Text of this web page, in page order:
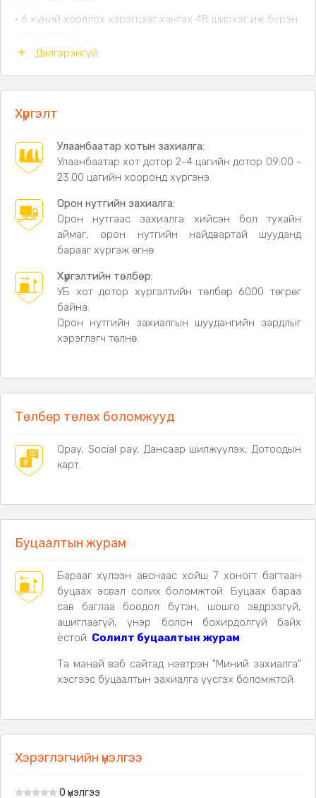
• 6 хүний хооллох хэрэгцээг хангах 48 ширхэг иж бүрэн
• Зөөвөрлөх зориулалтын бариултай сав нь авч явахад
• Аяга таваг, халбага сэрээ зэрэг хэрэгслүүдийг нэг дор
• Угааж цэвэрлэхэд хялбар тул аялал болон өдөр тутмын
хэрэглээнд тохиромжтой.
Багцад багтсан:
• Том таваг – 6 ширхэг
• Дунд таваг – 6 ширхэг
• Жижиг таваг – 6 ширхэг
• Аяга – 6 ширхэг
• Сэрээ – 6 ширхэг
• Халбага – 6 ширхэг
• Жижиг аяга – 6 ширхэг
• Амтлагчийн сав – 1 ширхэг
• Гадуурх сав – 1 ширхэг
Дэлгэрэнгүй
Хүргэлт
Улаанбаатар хотын захиалга:
Улаанбаатар хот дотор 2-4 цагийн дотор 09:00 -
23:00 цагийн хооронд хүргэнэ.
Орон нутгийн захиалга:
Орон нутгаас захиалга хийсэн бол тухайн
аймаг, орон нутгийн найдвартай шууданд
барааг хүргэж өгнө.
Хүргэлтийн төлбөр:
УБ хот дотор хүргэлтийн төлбөр 6000 төгрөг
байна.
Орон нутгийн захиалгын шуудангийн зардлыг
хэрэглэгч төлнө.
Төлбөр төлөх боломжууд
Qpay, Social pay, Дансаар шилжүүлэх, Дотоодын
карт.
Буцаалтын журам
Барааг хүлээн авснаас хойш 7 хоногт багтаан
буцаах эсвэл солих боломжтой. Буцаах бараа
сав баглаа боодол бүтэн, шошго эвдрээгүй,
ашиглаагүй, үнэр болон бохирдолгүй байх
ёстой. Солилт буцаалтын журам
Та манай вэб сайтад нэвтрэн "Миний захиалга"
хэсгээс буцаалтын захиалга үүсгэх боломжтой.
Хэрэглэгчийн үнэлгээ
0 үнэлгээ